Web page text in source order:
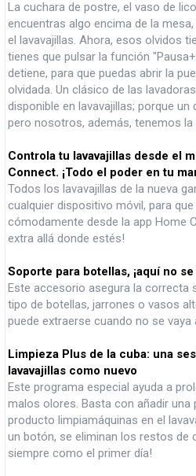
La cuchara de postre, el vaso de
encuentras algo encima de la
el lavavajillas. Ahora, esos olvidos
tienes que pulsar la función
detiene, para que puedas abrir la
olvidada. Un clásico de las
disponible en lavavajillas; porque
pero nosotros, además, tenemos la
Controla tu lavavajillas desde el
Connect. ¡Todo el poder en tu
Todos los lavavajillas de la nueva
cualquier dispositivo móvil, para
cómodamente desde la app Home
extra allá donde estés!
Soporte para botellas, ¡aquí no
Este accesorio asegura la correcta
tipo de botellas, jarrones o vasos
puede extraerse cuando no se vaya
Limpieza Plus de la cuba: una
lavavajillas como nuevo
Este programa especial ayuda a
malos olores. Basta con añadir una
producto limpiamáquinas en el
un botón, se eliminan los restos de
siempre como el primer día!